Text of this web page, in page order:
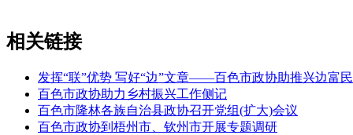
相关链接
发挥“联”优势 写好“边”文章——百色市政协助推兴边富
百色市政协助力乡村振兴工作侧记
百色市隆林各族自治县政协召开党组(扩大)会议
百色市政协到梧州市、钦州市开展专题调研